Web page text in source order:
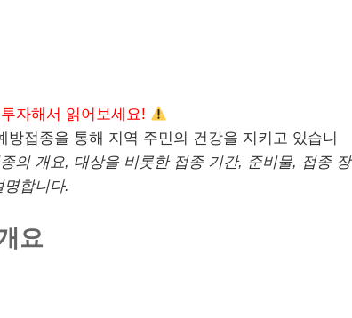
자해서 읽어보세요!
방접종을 통해 지역 주민의 건강을 지키고 있습니
의 개요, 대상을 비롯한 접종 기간, 준비물, 접종 장
합니다.
요